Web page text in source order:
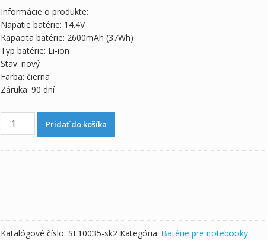
bola:
55,70 €.
je:
30,94 €.
Informácie o produkte:
Napätie batérie: 14.4V
Kapacita batérie: 2600mAh (37Wh)
Typ batérie: Li-ion
Stav: nový
Farba: čierna
Záruka: 90 dní
množstvo
Originálna
Pridať do košíka
Katalógové číslo: SL10035-sk2 Kategória: Batérie pre notebooky